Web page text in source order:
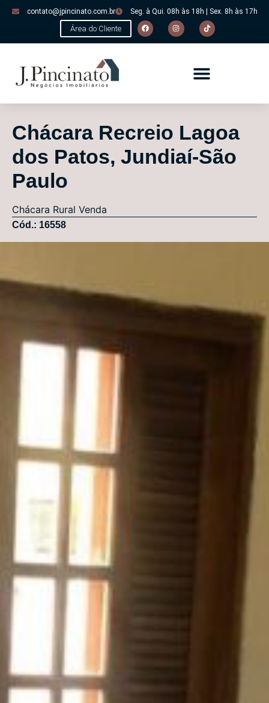
contato@jpincinato.com.br Seg. à Qui. 08h às 18h | Sex. 8h às 17h
Área do Cliente
Chácara Recreio Lagoa
dos Patos, Jundiaí-São
Paulo
Chácara Rural Venda
Cód.: 16558